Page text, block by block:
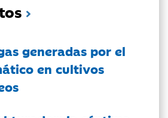
generadas por el
en cultivos